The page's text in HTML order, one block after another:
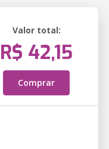
Valor total:
R$ 42,15
Comprar